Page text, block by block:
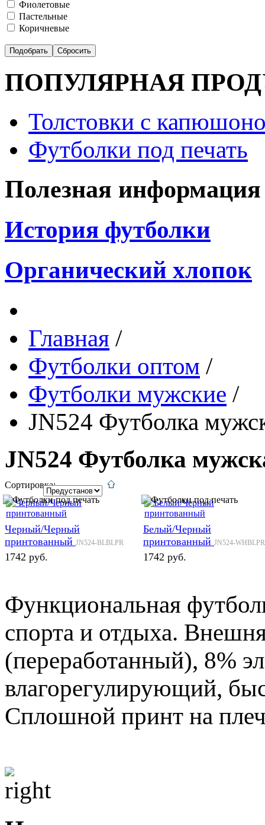
Фиолетовые
Пастельные
Коричневые
ПОПУЛЯРНАЯ
Толстовки с
Футболки под печать
Полезная информация
История футболки
Органический хлопок
Главная /
Футболки оптом /
Футболки мужские /
JN524 Футболка
JN524 Футболка
Сортировка:
Черный/Черный
принтованный JN524-BLBLPR
1742 руб.
Белый/Черный
принтованный JN524-WHBLPR
1742 руб.
Функциональная
спорта и отдыха.
(переработанный), 8%
влагорегулирующий,
Сплошной принт на